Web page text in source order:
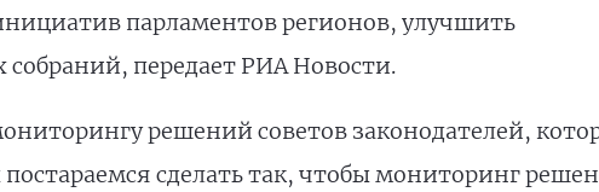
парламентов регионов, улучшить
передает РИА Новости.
решений советов законодателей,
сделать так, чтобы мониторинг